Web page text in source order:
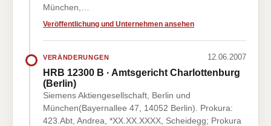
München,…
Veröffentlichung und Unternehmen ansehen
VERÄNDERUNGEN 12.06.2007
HRB 12300 B · Amtsgericht Charlottenburg
(Berlin)
Siemens Aktiengesellschaft, Berlin und
München(Bayernallee 47, 14052 Berlin). Prokura:
423.Abt, Andrea, *XX.XX.XXXX, Scheidegg; Prokura